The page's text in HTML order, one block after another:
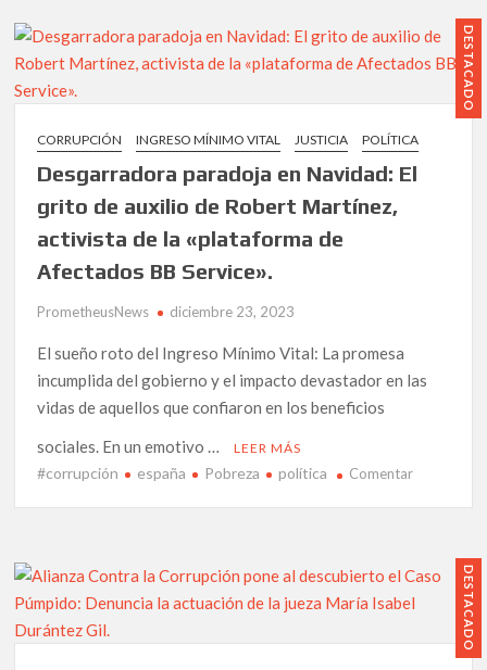
Telaraña
Corrupción:
171
de
‘El
Barco
del
Capitán
DESTACADO
CORRUPCIÓN INGRESO MÍNIMO VITAL JUSTICIA POLÍTICA
Desgarradora paradoja en Navidad: El
grito de auxilio de Robert Martínez,
activista de la «plataforma de
Afectados BB Service».
PrometheusNews diciembre 23, 2023
El sueño roto del Ingreso Mínimo Vital: La promesa
incumplida del gobierno y el impacto devastador en las
vidas de aquellos que confiaron en los beneficios
sociales. En un emotivo …
LEER MÁS
#corrupción españa Pobreza política Comentaren
Navidad:
de
DESTACADO